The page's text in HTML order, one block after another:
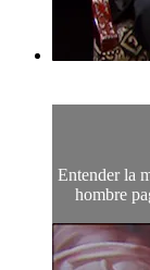
Entender la
hombre